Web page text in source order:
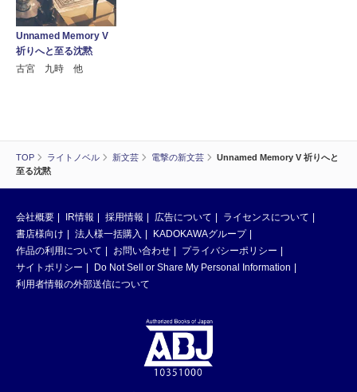
TOP ライトノベル 新文芸 電撃の新文芸
Unnamed Memory V 祈りへと
至る沈黙
Unnamed Memory V
祈りへと至る沈黙
古宮 九時 他
会社概要 IR情報 採用情報 広告について
ライセンスについて
書店様向け
法人様一括購入
KADOKAWAグループ
作品の利用について
お問い合わせ
プライバシーポリシー
サイトポリシー
Do Not Sell or Share My Personal Information
利用者情報の外部送信について